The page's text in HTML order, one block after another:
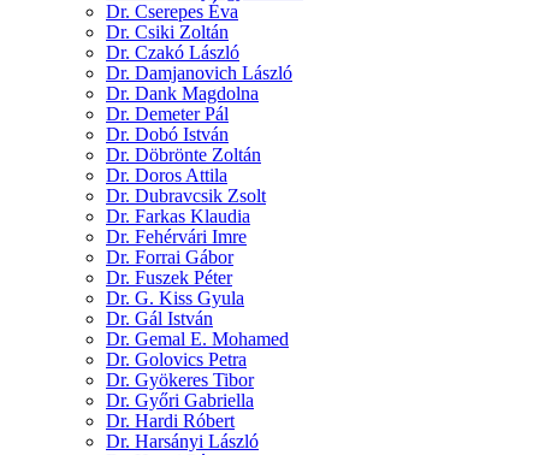
Dr. Cserepes Éva
Dr. Csiki Zoltán
Dr. Czakó László
Dr. Damjanovich László
Dr. Dank Magdolna
Dr. Demeter Pál
Dr. Dobó István
Dr. Döbrönte Zoltán
Dr. Doros Attila
Dr. Dubravcsik Zsolt
Dr. Farkas Klaudia
Dr. Fehérvári Imre
Dr. Forrai Gábor
Dr. Fuszek Péter
Dr. G. Kiss Gyula
Dr. Gál István
Dr. Gemal E. Mohamed
Dr. Golovics Petra
Dr. Gyökeres Tibor
Dr. Győri Gabriella
Dr. Hardi Róbert
Dr. Harsányi László